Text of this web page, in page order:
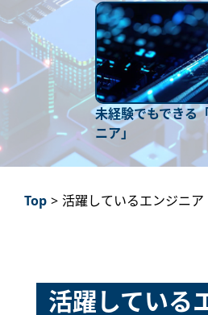
未経験でもできる
ニア」
Top > 活躍しているエンジニア
活躍している